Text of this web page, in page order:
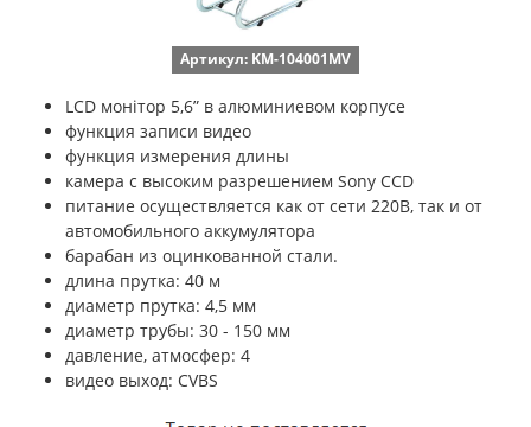
Артикул: KM-104001MV
LCD монітор 5,6” в алюминиевом корпусе
функция записи видео
функция измерения длины
камера с высоким разрешением Sony CCD
питание осуществляется как от сети 220В, так и от
автомобильного аккумулятора
барабан из оцинкованной стали.
длина прутка: 40 м
диаметр прутка: 4,5 мм
диаметр трубы: 30 - 150 мм
давление, атмосфер: 4
видео выход: CVBS